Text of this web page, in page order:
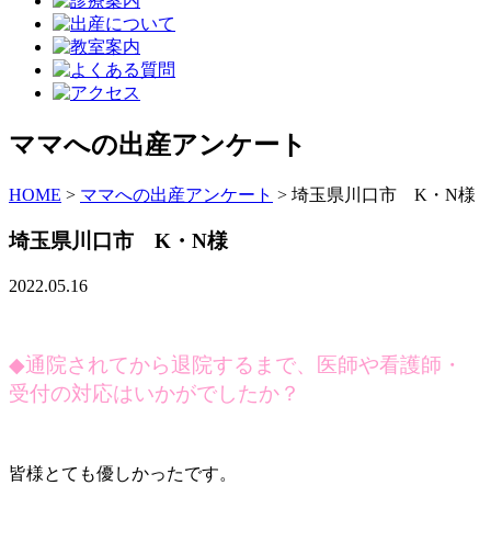
ママへの出産アンケート
HOME > ママへの出産アンケート > 埼玉県川口市 K・N様
埼玉県川口市 K・N様
2022.05.16
◆通院されてから退院するまで、医師や看護師・
受付の対応はいかがでしたか？
皆様とても優しかったです。